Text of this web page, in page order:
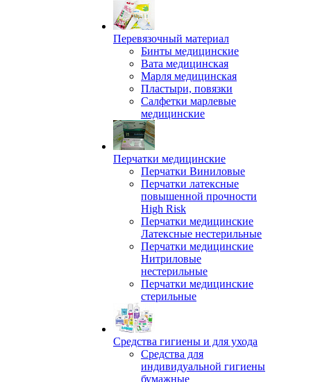
Перевязочный материал
Бинты медицинские
Вата медицинская
Марля медицинская
Пластыри, повязки
Салфетки марлевые
медицинские
Перчатки медицинские
Перчатки Виниловые
Перчатки латексные
повышенной прочности
High Risk
Перчатки медицинские
Латексные нестерильные
Перчатки медицинские
Нитриловые
нестерильные
Перчатки медицинские
стерильные
Средства гигиены и для ухода
Средства для
индивидуальной гигиены
бумажные